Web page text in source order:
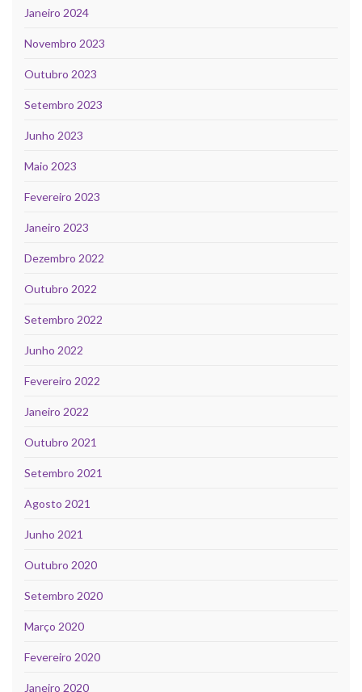
Janeiro 2024
Novembro 2023
Outubro 2023
Setembro 2023
Junho 2023
Maio 2023
Fevereiro 2023
Janeiro 2023
Dezembro 2022
Outubro 2022
Setembro 2022
Junho 2022
Fevereiro 2022
Janeiro 2022
Outubro 2021
Setembro 2021
Agosto 2021
Junho 2021
Outubro 2020
Setembro 2020
Março 2020
Fevereiro 2020
Janeiro 2020